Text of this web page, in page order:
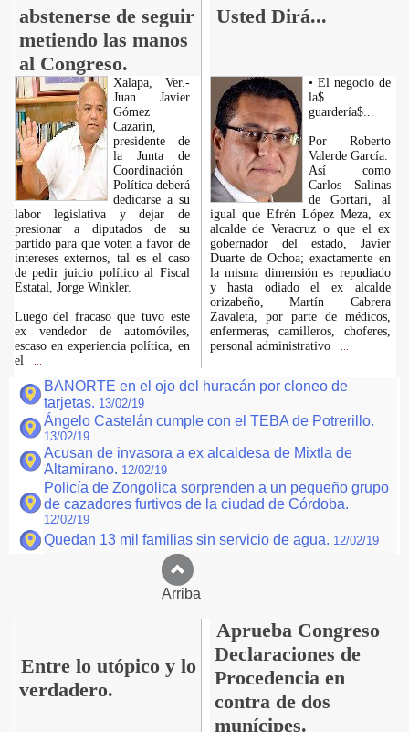
abstenerse de seguir
metiendo las manos
al Congreso.
Usted Dirá...
Xalapa, Ver.-
Juan Javier
Gómez
Cazarín,
presidente de
la Junta de
Coordinación
Política deberá
dedicarse a su
labor legislativa y dejar de
presionar a diputados de su
partido para que voten a favor de
intereses externos, tal es el caso
de pedir juicio político al Fiscal
Estatal, Jorge Winkler.
Luego del fracaso que tuvo este
ex vendedor de automóviles,
escaso en experiencia política, en
el
• El negocio de
la$
guardería$...
Por Roberto
Valerde García.
Así como
Carlos Salinas
de Gortari, al
igual que Efrén López Meza, ex
alcalde de Veracruz o que el ex
gobernador del estado, Javier
Duarte de Ochoa; exactamente en
la misma dimensión es repudiado
y hasta odiado el ex alcalde
orizabeño, Martín Cabrera
Zavaleta, por parte de médicos,
enfermeras, camilleros, choferes,
personal administrativo
BANORTE en el ojo del huracán por cloneo de
tarjetas. 13/02/19
Ángelo Castelán cumple con el TEBA de Potrerillo.
13/02/19
Acusan de invasora a ex alcaldesa de Mixtla de
Altamirano. 12/02/19
Policía de Zongolica sorprenden a un pequeño grupo
de cazadores furtivos de la ciudad de Córdoba.
12/02/19
Quedan 13 mil familias sin servicio de agua. 12/02/19
Arriba
Entre lo utópico y lo
verdadero.
Aprueba Congreso
Declaraciones de
Procedencia en
contra de dos
munícipes.